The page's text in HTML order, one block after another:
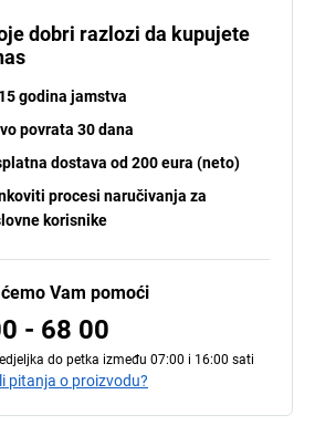
dobri razlozi da kupujete
godina jamstva
povrata 30 dana
dostava od 200 eura (neto)
procesi naručivanja za
korisnike
Vam pomoći
- 68 00
do petka između 07:00 i 16:00 sati
pitanja o proizvodu?